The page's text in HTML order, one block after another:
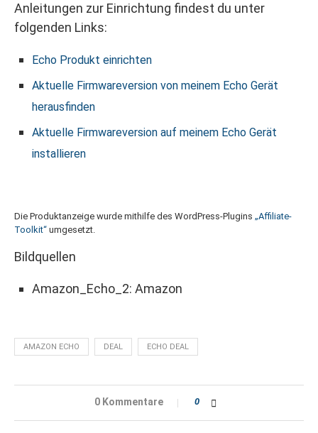
Anleitungen zur Einrichtung findest du unter
folgenden Links:
Echo Produkt einrichten
Aktuelle Firmwareversion von meinem Echo Gerät
herausfinden
Aktuelle Firmwareversion auf meinem Echo Gerät
installieren
Die Produktanzeige wurde mithilfe des WordPress-Plugins „Affiliate-
Toolkit“ umgesetzt.
Bildquellen
Amazon_Echo_2: Amazon
AMAZON ECHO DEAL ECHO DEAL
0 Kommentare 0